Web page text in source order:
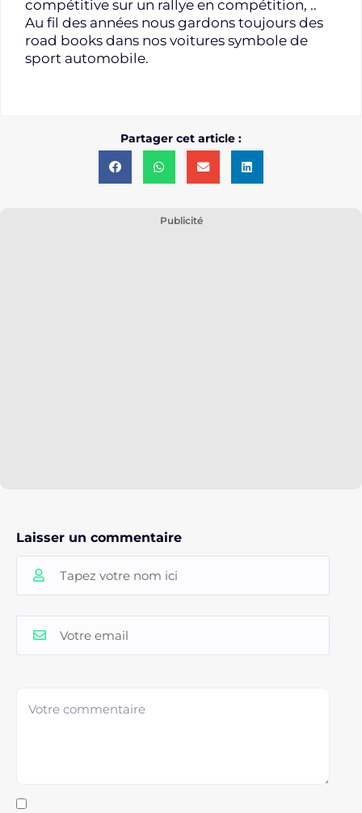
compétitive sur un rallye en compétition, ..
Au fil des années nous gardons toujours des
road books dans nos voitures symbole de
sport automobile.
Partager cet article :
Publicité
Laisser un commentaire